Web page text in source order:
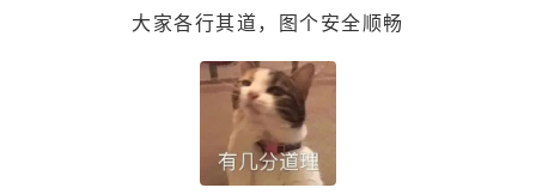
大家各行其道，图个安全顺畅